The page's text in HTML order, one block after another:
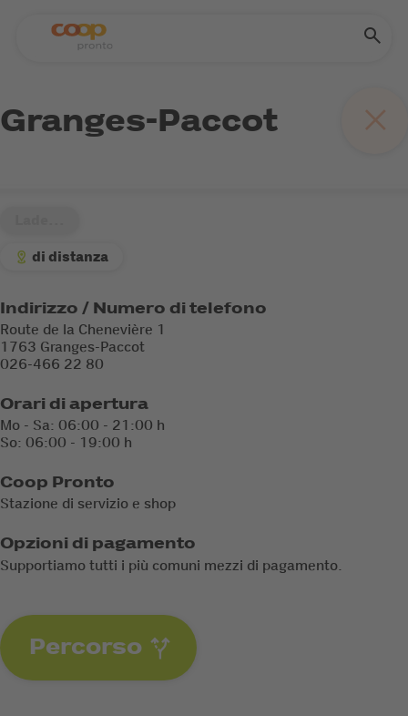
Granges-Paccot
di distanza
Indirizzo / Numero di telefono
Route de la Chenevière 1
1763 Granges-Paccot
026-466 22 80
Orari di apertura
Mo - Sa: 06:00 - 21:00 h
So: 06:00 - 19:00 h
Coop Pronto
Stazione di servizio e shop
Opzioni di pagamento
Supportiamo tutti i più comuni mezzi di pagamento.
Percorso